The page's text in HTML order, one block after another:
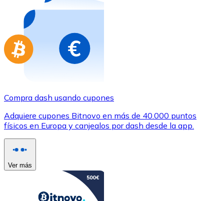
Ir a la tienda de tarjetas regalo
Compra dash usando cupones
Adquiere cupones Bitnovo en más de 40.000 puntos
físicos en Europa y canjealos por dash desde la app.
Ver más